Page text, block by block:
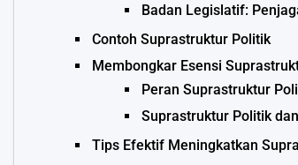
Badan Legislatif:
Contoh Suprastruktur Politik
Membongkar Esensi
Peran Suprastruktur
Suprastruktur Politik
Tips Efektif Meningkatkan